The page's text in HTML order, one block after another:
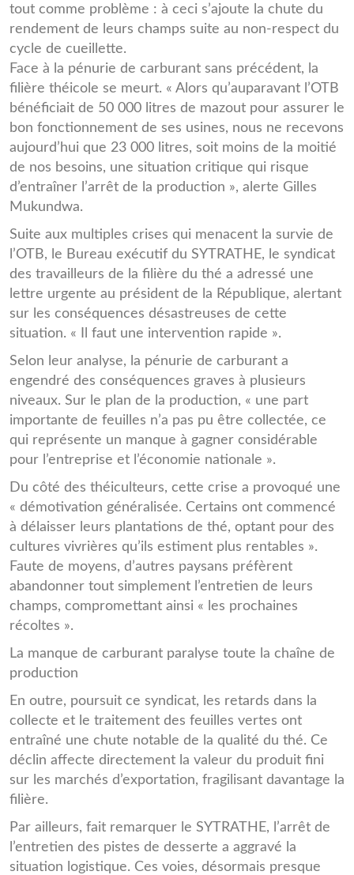
tout comme problème : à ceci s’ajoute la chute du
rendement de leurs champs suite au non-respect du
cycle de cueillette.
Face à la pénurie de carburant sans précédent, la
filière théicole se meurt. « Alors qu’auparavant l’OTB
bénéficiait de 50 000 litres de mazout pour assurer le
bon fonctionnement de ses usines, nous ne recevons
aujourd’hui que 23 000 litres, soit moins de la moitié
de nos besoins, une situation critique qui risque
d’entraîner l’arrêt de la production », alerte Gilles
Mukundwa.
Suite aux multiples crises qui menacent la survie de
l’OTB, le Bureau exécutif du SYTRATHE, le syndicat
des travailleurs de la filière du thé a adressé une
lettre urgente au président de la République, alertant
sur les conséquences désastreuses de cette
situation. « Il faut une intervention rapide ».
Selon leur analyse, la pénurie de carburant a
engendré des conséquences graves à plusieurs
niveaux. Sur le plan de la production, « une part
importante de feuilles n’a pas pu être collectée, ce
qui représente un manque à gagner considérable
pour l’entreprise et l’économie nationale ».
Du côté des théiculteurs, cette crise a provoqué une
« démotivation généralisée. Certains ont commencé
à délaisser leurs plantations de thé, optant pour des
cultures vivrières qu’ils estiment plus rentables ».
Faute de moyens, d’autres paysans préfèrent
abandonner tout simplement l’entretien de leurs
champs, compromettant ainsi « les prochaines
récoltes ».
La manque de carburant paralyse toute la chaîne de
production
En outre, poursuit ce syndicat, les retards dans la
collecte et le traitement des feuilles vertes ont
entraîné une chute notable de la qualité du thé. Ce
déclin affecte directement la valeur du produit fini
sur les marchés d’exportation, fragilisant davantage la
filière.
Par ailleurs, fait remarquer le SYTRATHE, l’arrêt de
l’entretien des pistes de desserte a aggravé la
situation logistique. Ces voies, désormais presque